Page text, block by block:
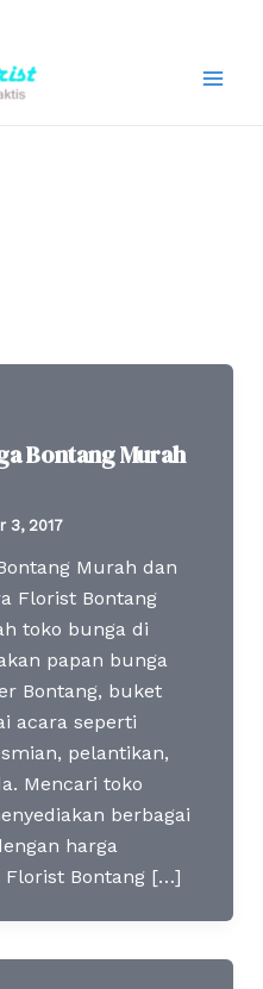
Bontang Murah
3, 2017
Murah dan
Florist Bontang
toko bunga di
papan bunga
Bontang, buket
acara seperti
pelantikan,
Mencari toko
berbagai
harga
Florist Bontang […]